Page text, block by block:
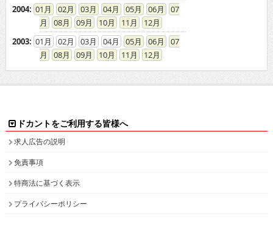
2004: 01 02 03 04 05 06
07
08
09 10 11
12
2003: 01 02 03 04 05 06
07
08
09 10 11 12
ドカントをご利用する皆様へ
求人広告の説明
免責事項
特商法に基づく表示
プライバシーポリシー